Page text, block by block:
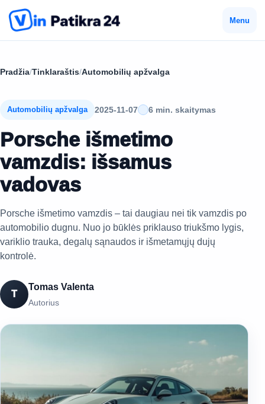
Menu
Pradžia/Tinklaraštis/Automobilių apžvalga
Automobilių apžvalga 2025-11-07 6 min. skaitymas
Porsche išmetimo
vamzdis: išsamus
vadovas
Porsche išmetimo vamzdis – tai daugiau nei tik vamzdis po
automobilio dugnu. Nuo jo būklės priklauso triukšmo lygis,
variklio trauka, degalų sąnaudos ir išmetamųjų dujų
kontrolė.
T
Tomas Valenta
Autorius